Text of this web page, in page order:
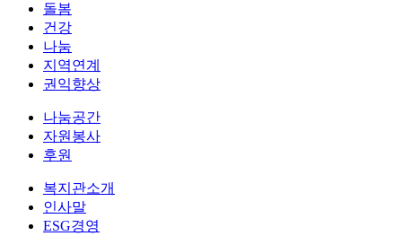
돌봄
건강
나눔
지역연계
권익향상
나눔공간
자원봉사
후원
복지관소개
인사말
ESG경영